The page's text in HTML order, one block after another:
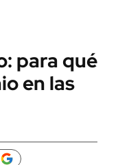
para qué
en las